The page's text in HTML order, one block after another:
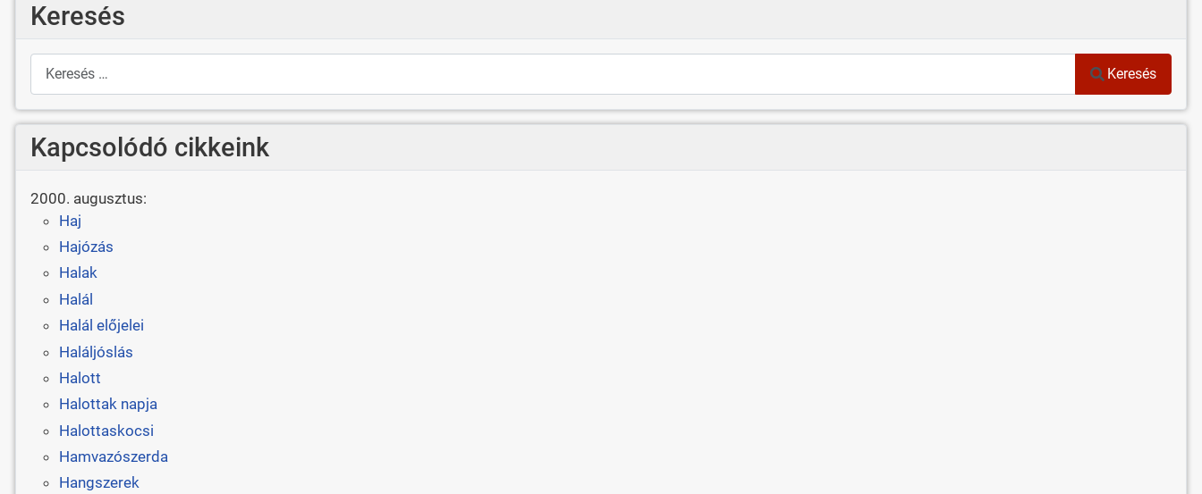
Keresés
Keresés
Keresés
Kapcsolódó cikkeink
2000. augusztus:
Haj
Hajózás
Halak
Halál
Halál előjelei
Haláljóslás
Halott
Halottak napja
Halottaskocsi
Hamvazószerda
Hangszerek